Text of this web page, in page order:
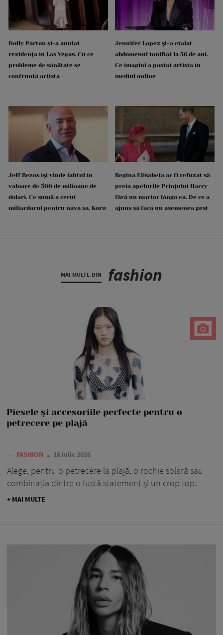
Dolly Parton și-a anulat
rezidența în Las Vegas. Cu ce
probleme de sănătate se
confruntă artista
Jennifer Lopez și-a etalat
abdomenul tonifiat la 56 de ani.
Ce imagini a postat artista în
mediul online
Jeff Bezos își vinde iahtul în
valoare de 500 de milioane de
dolari. Ce sumă a cerut
miliardarul pentru nava sa, Koru
Regina Elisabeta ar fi refuzat să
preia apelurile Prințului Harry
fără un martor lângă ea. De ce a
ajuns să facă un asemenea gest
MAI MULTE DIN fashion
Piesele și accesoriile perfecte pentru o
petrecere pe plajă
— FASHION 18 iulie 2026
Alege, pentru o petrecere la plajă, o rochie solară sau
combinația dintre o fustă statement și un crop top.
+ MAI MULTE